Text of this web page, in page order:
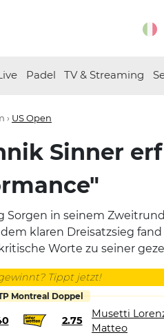
Padel TV & Streaming
› US Open
Sinner
Sorgen in seinem
klaren Dreisatzsieg
Worte zu seiner
Tippt jetzt!
Montreal Doppel
2.75
Musetti
Matteo